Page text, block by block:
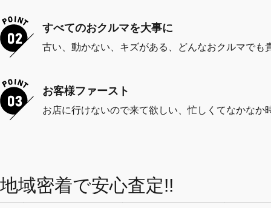
すべてのおクルマを大事に
古い、動かない、キズがある、どんなおクルマで
お客様ファースト
お店に行けないので来て欲しい、忙しくてなかな
地域密着で安心査定!!